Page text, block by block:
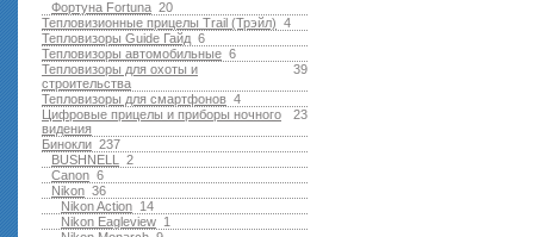
20
Фортуна Fortuna
4
Тепловизионные прицелы Trail (Трэйл)
6
Тепловизоры Guide Гайд
6
Тепловизоры автомобильные
39
Тепловизоры для охоты и
строительства
4
Тепловизоры для смартфонов
23
Цифровые прицелы и приборы ночного
видения
237
Бинокли
2
BUSHNELL
6
Canon
36
Nikon
14
Nikon Action
1
Nikon Eagleview